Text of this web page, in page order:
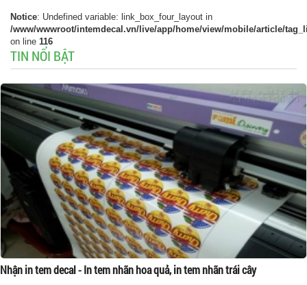
Notice: Undefined variable: link_box_four_layout in
/www/wwwroot/intemdecal.vn/live/app/home/view/mobile/article/
on line 116
TIN NỔI BẬT
Nhận in tem decal - In tem nhãn hoa quả, in tem nhãn trái cây